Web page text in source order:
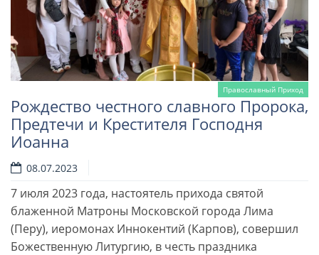
Православный Приход
Рождество честного славного Пророка,
Предтечи и Крестителя Господня
Иоанна
08.07.2023
7 июля 2023 года, настоятель прихода святой
блаженной Матроны Московской города Лима
(Перу), иеромонах Иннокентий (Карпов), совершил
Божественную Литургию, в честь праздника